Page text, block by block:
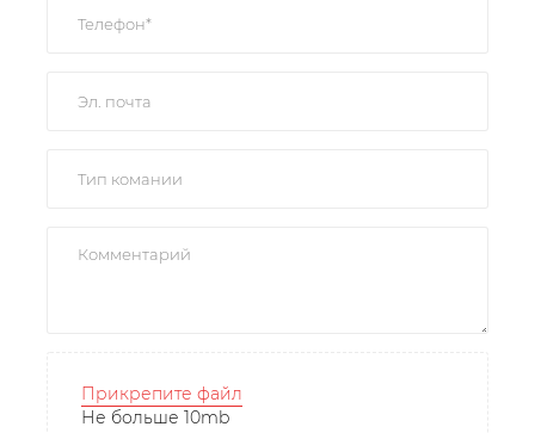
Прикрепите файл
Не больше 10mb